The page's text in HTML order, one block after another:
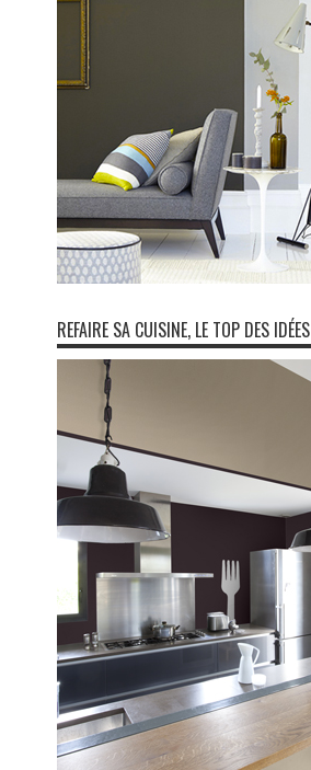
REFAIRE SA CUISINE, LE TOP DES IDÉES